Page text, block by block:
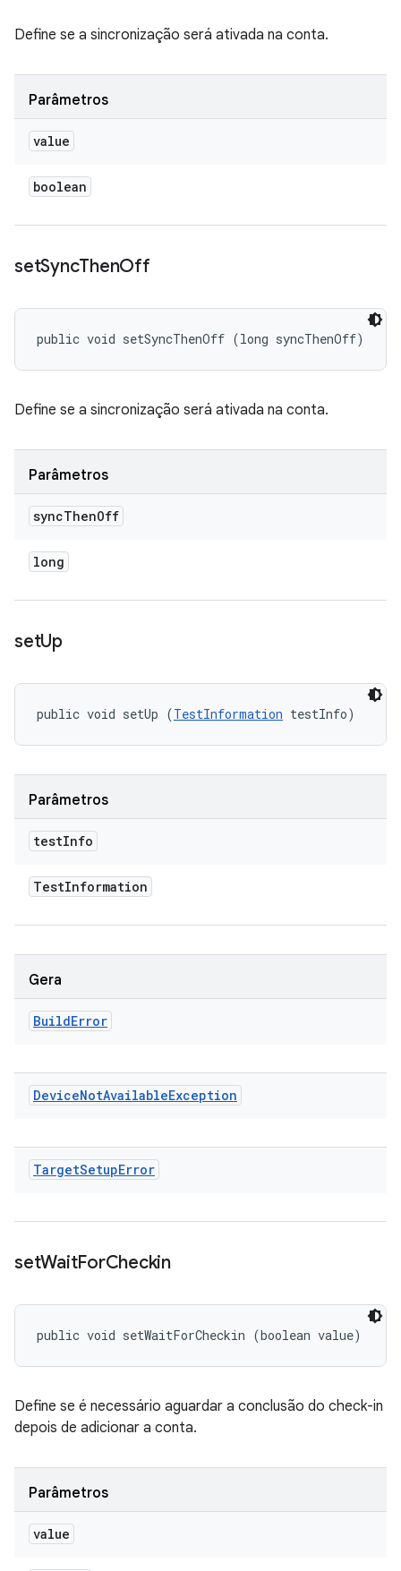
Define se a sincronização será ativada na conta.
Parâmetros
value
boolean
setSyncThenOff
public void setSyncThenOff (long syncThenOff)
Define se a sincronização será ativada na conta.
Parâmetros
syncThenOff
long
setUp
public void setUp (TestInformation testInfo)
Parâmetros
testInfo
TestInformation
Gera
BuildError
DeviceNotAvailableException
TargetSetupError
setWaitForCheckin
public void setWaitForCheckin (boolean value)
Define se é necessário aguardar a conclusão do check-in
depois de adicionar a conta.
Parâmetros
value